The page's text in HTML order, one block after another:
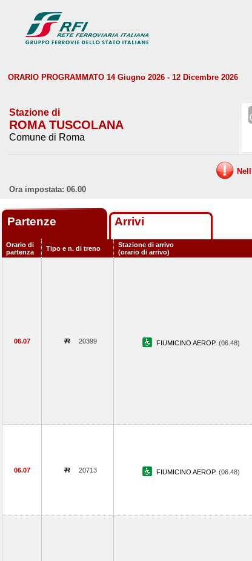
ORARIO PROGRAMMATO 14 Giugno 2026 - 12 Dicembre 2026
Stazione di
ROMA TUSCOLANA
Comune di Roma
Ora impostata: 06.00
Partenze Arrivi
Orario di
partenza
Tipo e n. di treno
Stazione di arrivo
(orario di arrivo)
06.07 20399 FIUMICINO AEROP. (06.48)
06.07 20713 FIUMICINO AEROP. (06.48)